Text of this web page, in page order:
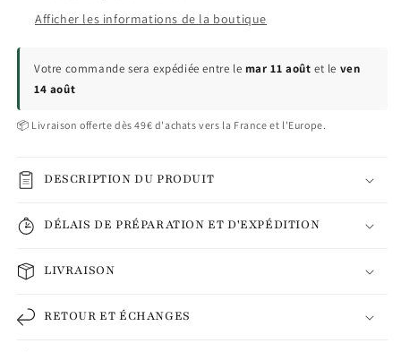
Afficher les informations de la boutique
Votre commande sera expédiée entre le mar 11 août et le ven
14 août
📦 Livraison offerte dès 49€ d'achats vers la France et l'Europe.
DESCRIPTION DU PRODUIT
DÉLAIS DE PRÉPARATION ET D'EXPÉDITION
LIVRAISON
RETOUR ET ÉCHANGES